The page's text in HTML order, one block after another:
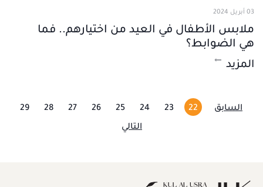
03 أبريل 2024
ملابس الأطفال في العيد من اختيارهم.. فما
هي الضوابط؟
المزيد
السابق 22
23
24
25
26
27
28
29
التالي